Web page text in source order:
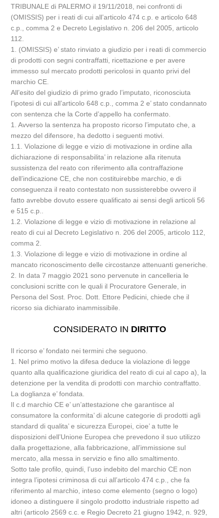
TRIBUNALE di PALERMO il 19/11/2018, nei confronti di
(OMISSIS) per i reati di cui all’articolo 474 c.p. e articolo 648
c.p., comma 2 e Decreto Legislativo n. 206 del 2005, articolo
112.
1. (OMISSIS) e’ stato rinviato a giudizio per i reati di commercio
di prodotti con segni contraffatti, ricettazione e per avere
immesso sul mercato prodotti pericolosi in quanto privi del
marchio CE.
All’esito del giudizio di primo grado l’imputato, riconosciuta
l’ipotesi di cui all’articolo 648 c.p., comma 2 e’ stato condannato
con sentenza che la Corte d’appello ha confermato.
1. Avverso la sentenza ha proposto ricorso l’imputato che, a
mezzo del difensore, ha dedotto i seguenti motivi.
1.1. Violazione di legge e vizio di motivazione in ordine alla
dichiarazione di responsabilita’ in relazione alla ritenuta
sussistenza del reato con riferimento alla contraffazione
dell’indicazione CE, che non costituirebbe marchio, e di
conseguenza il reato contestato non sussisterebbe ovvero il
fatto avrebbe dovuto essere qualificato ai sensi degli articoli 56
e 515 c.p..
1.2. Violazione di legge e vizio di motivazione in relazione al
reato di cui al Decreto Legislativo n. 206 del 2005, articolo 112,
comma 2.
1.3. Violazione di legge e vizio di motivazione in ordine al
mancato riconoscimento delle circostanze attenuanti generiche.
2. In data 7 maggio 2021 sono pervenute in cancelleria le
conclusioni scritte con le quali il Procuratore Generale, in
Persona del Sost. Proc. Dott. Ettore Pedicini, chiede che il
ricorso sia dichiarato inammissibile.
CONSIDERATO IN DIRITTO
Il ricorso e’ fondato nei termini che seguono.
1. Nel primo motivo la difesa deduce la violazione di legge
quanto alla qualificazione giuridica del reato di cui al capo a), la
detenzione per la vendita di prodotti con marchio contraffatto.
La doglianza e’ fondata.
Il c.d marchio CE e’ un’attestazione che garantisce al
consumatore la conformita’ di alcune categorie di prodotti agli
standard di qualita’ e sicurezza Europei, cioe’ a tutte le
disposizioni dell’Unione Europea che prevedono il suo utilizzo
dalla progettazione, alla fabbricazione, all’immissione sul
mercato, alla messa in servizio e fino allo smaltimento.
Sotto tale profilo, quindi, l’uso indebito del marchio CE non
integra l’ipotesi criminosa di cui all’articolo 474 c.p., che fa
riferimento al marchio, inteso come elemento (segno o logo)
idoneo a distinguere il singolo prodotto industriale rispetto ad
altri (articolo 2569 c.c. e Regio Decreto 21 giugno 1942, n. 929,